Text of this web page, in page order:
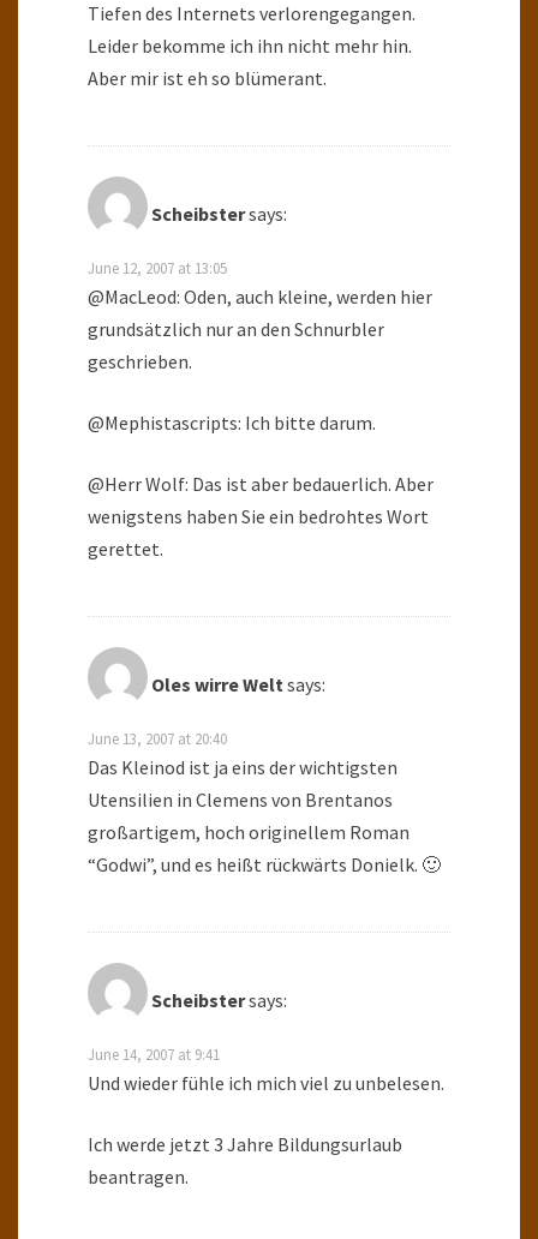
Tiefen des Internets verlorengegangen.
Leider bekomme ich ihn nicht mehr hin.
Aber mir ist eh so blümerant.
Scheibstersays:
June 12, 2007 at 13:05
@MacLeod: Oden, auch kleine, werden hier
grundsätzlich nur an den Schnurbler
geschrieben.
@Mephistascripts: Ich bitte darum.
@Herr Wolf: Das ist aber bedauerlich. Aber
wenigstens haben Sie ein bedrohtes Wort
gerettet.
Oles wirre Weltsays:
June 13, 2007 at 20:40
Das Kleinod ist ja eins der wichtigsten
Utensilien in Clemens von Brentanos
großartigem, hoch originellem Roman
“Godwi”, und es heißt rückwärts Donielk. 🙂
Scheibstersays:
June 14, 2007 at 9:41
Und wieder fühle ich mich viel zu unbelesen.
Ich werde jetzt 3 Jahre Bildungsurlaub
beantragen.